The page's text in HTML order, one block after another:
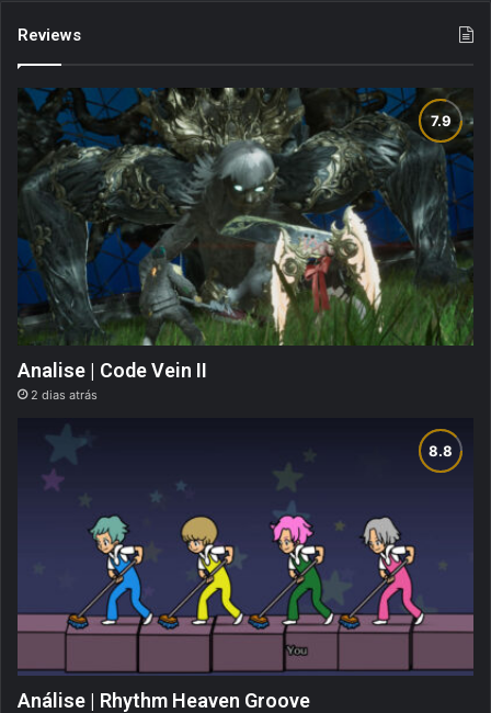
Reviews
Analise | Code Vein II
2 dias atrás
Análise | Rhythm Heaven Groove